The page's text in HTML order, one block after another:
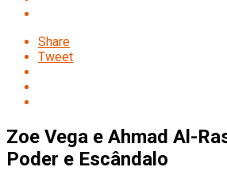
Share
Tweet
Zoe Vega e Ahmad Al-
Poder e Escândalo